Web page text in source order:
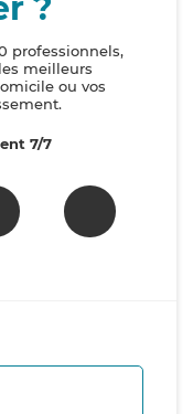
?
professionnels,
meilleurs
ou vos
7/7